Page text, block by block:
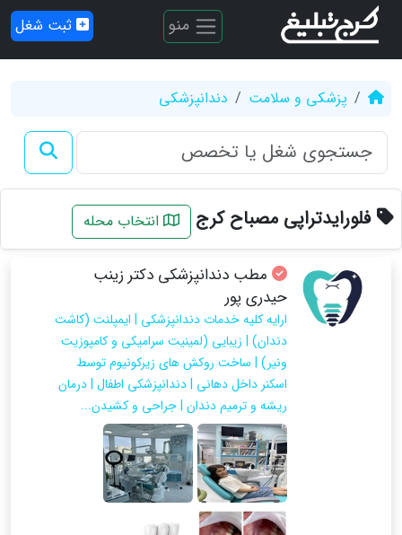
منو ثبت شغل
پزشکی و سلامت دندانپزشکی
فلورایدتراپی مصباح کرج انتخاب محله
مطب دندانپزشکی دکتر زینب
حیدری پور
ارایه کلیه خدمات دندانپزشکی | ایمپلنت (کاشت
دندان) | زیبایی (لمینیت سرامیکی و کامپوزیت
ونیر) | ساخت روکش های زیرکونیوم توسط
اسکنر داخل دهانی | دندانپزشکی اطفال | درمان
ریشه و ترمیم دندان | جراحی و کشیدن...